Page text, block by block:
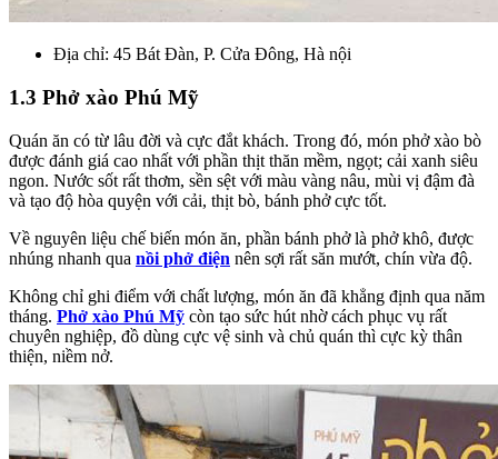
Địa chỉ: 45 Bát Đàn, P. Cửa Đông, Hà nội
1.3 Phở xào Phú Mỹ
Quán ăn có từ lâu đời và cực đắt khách. Trong đó, món phở xào bò
được đánh giá cao nhất với phần thịt thăn mềm, ngọt; cải xanh siêu
ngon. Nước sốt rất thơm, sền sệt với màu vàng nâu, mùi vị đậm đà
và tạo độ hòa quyện với cải, thịt bò, bánh phở cực tốt.
Về nguyên liệu chế biến món ăn, phần bánh phở là phở khô, được
nhúng nhanh qua nồi phở điện nên sợi rất săn mướt, chín vừa độ.
Không chỉ ghi điểm với chất lượng, món ăn đã khẳng định qua năm
tháng. Phở xào Phú Mỹ còn tạo sức hút nhờ cách phục vụ rất
chuyên nghiệp, đồ dùng cực vệ sinh và chủ quán thì cực kỳ thân
thiện, niềm nở.